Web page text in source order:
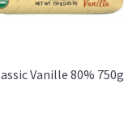
Vanille 80% 750g